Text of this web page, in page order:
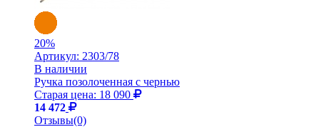
20%
Артикул: 2303/78
В наличии
Ручка позолоченная с чернью
Старая цена: 18 090
14 472
Отзывы(0)